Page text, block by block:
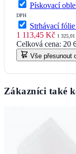
Pískovací
DPH
Strhávací
1 113,45 Kč 1
Celková cena: 20
Vše přesunout
Zákazníci také